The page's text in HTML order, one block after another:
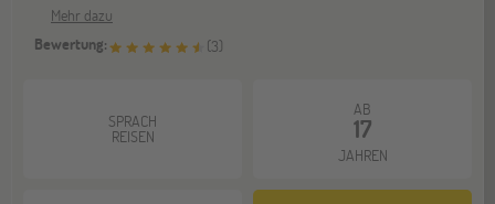
Mehr dazu
Bewertung:
(3)
SPRACH
REISEN
AB
17
JAHREN